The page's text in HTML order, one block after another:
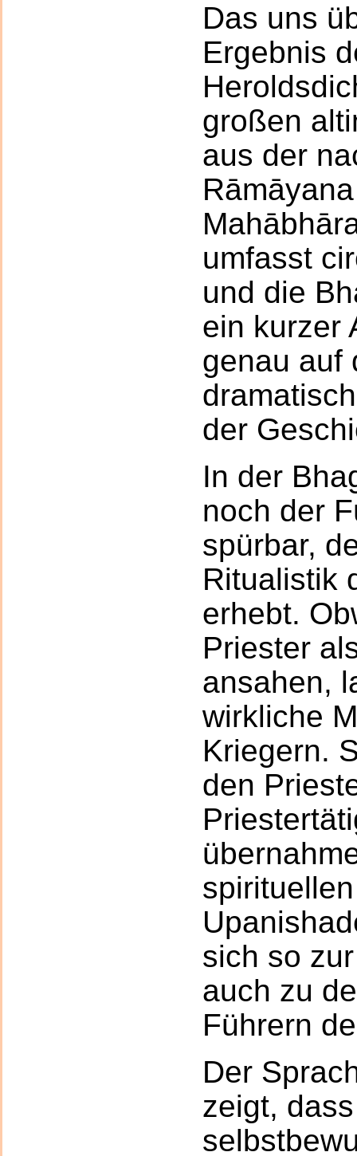
Das uns
Ergebnis
großen
aus der
umfasst
und die
ein kurzer
genau auf
der
In der
noch der
spürbar,
Ritualistik
erhebt.
Priester
ansahen,
wirkliche
Kriegern.
den
sich so
auch zu
Führern
Der
zeigt,